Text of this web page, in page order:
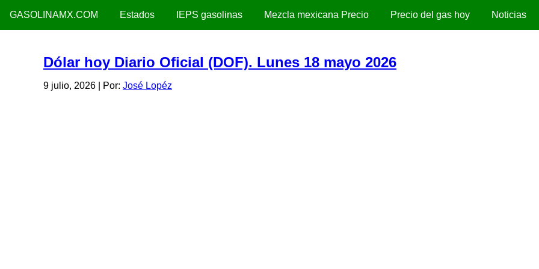
GASOLINAMX.COM Estados IEPS gasolinas Mezcla mexicana Precio Precio del gas hoy Noticias
Dólar hoy Diario Oficial (DOF). Lunes 18 mayo 2026
9 julio, 2026 | Por: José Lopéz